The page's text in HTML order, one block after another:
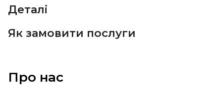
Про нас
Деталі
Як замовити послуги